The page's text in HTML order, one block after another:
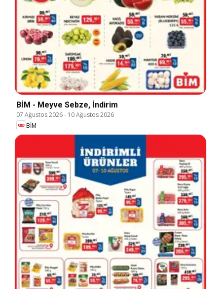
BİM - Meyve Sebze, İndirim
07 Ağustos 2026- 10 Ağustos 2026
BİM